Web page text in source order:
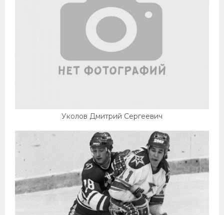
Уколов Дмитрий Сергеевич